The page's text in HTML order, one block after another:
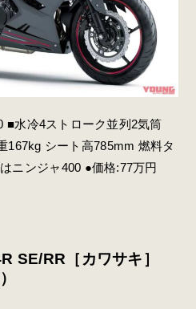
■水冷4ストローク並列2気筒
167kg シート高785mm 燃料タ
ニンジャ400 ●価格:77万円
SE/RR［カワサキ］